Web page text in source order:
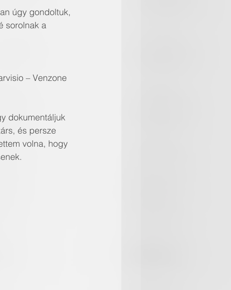
úgy gondoltuk,
sorolnak a
– Venzone
dokumentáljuk
és persze
volna, hogy